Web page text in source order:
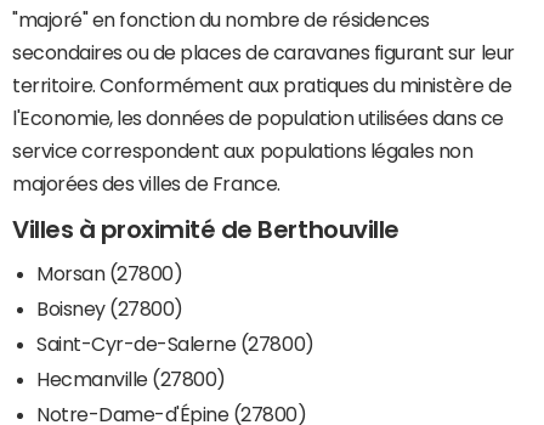
"majoré" en fonction du nombre de résidences
secondaires ou de places de caravanes figurant sur leur
territoire. Conformément aux pratiques du ministère de
l'Economie, les données de population utilisées dans ce
service correspondent aux populations légales non
majorées des villes de France.
Villes à proximité de Berthouville
Morsan (27800)
Boisney (27800)
Saint-Cyr-de-Salerne (27800)
Hecmanville (27800)
Notre-Dame-d'Épine (27800)